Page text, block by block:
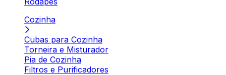
Cozinha
Cubas para Cozinha
Torneira e Misturador
Pia de Cozinha
Filtros e Purificadores